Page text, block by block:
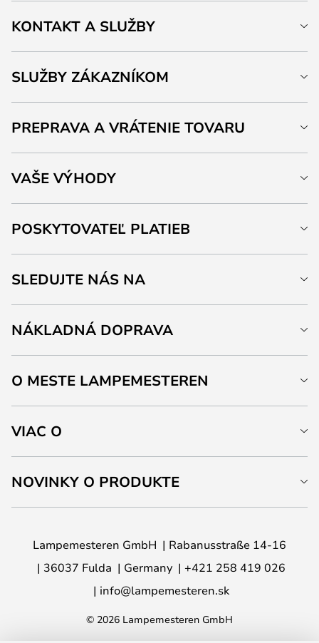
KONTAKT A SLUŽBY
SLUŽBY ZÁKAZNÍKOM
PREPRAVA A VRÁTENIE TOVARU
VAŠE VÝHODY
POSKYTOVATEĽ PLATIEB
SLEDUJTE NÁS NA
NÁKLADNÁ DOPRAVA
O MESTE LAMPEMESTEREN
VIAC O
NOVINKY O PRODUKTE
Lampemesteren GmbH
Rabanusstraße 14-16
36037 Fulda
Germany
+421 258 419 026
info@lampemesteren.sk
© 2026 Lampemesteren GmbH